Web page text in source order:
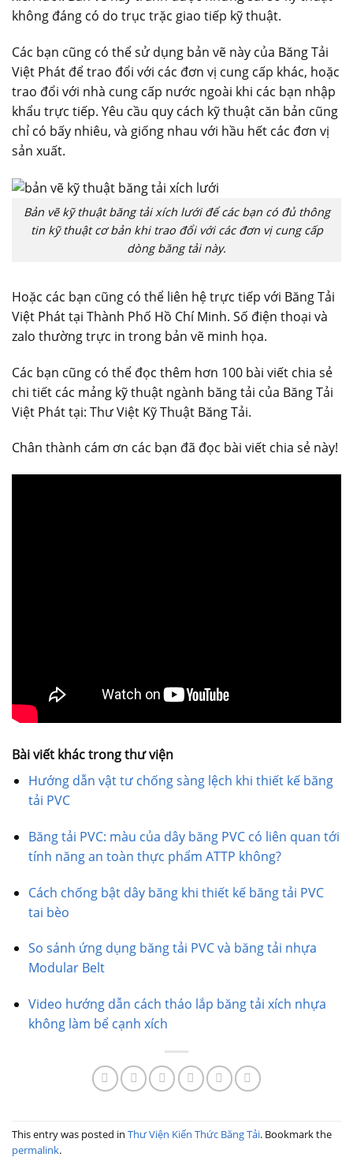
không đáng có do trục trặc giao tiếp kỹ thuật.
Các bạn cũng có thể sử dụng bản vẽ này của Băng Tải
Việt Phát để trao đổi với các đơn vị cung cấp khác, hoặc
trao đổi với nhà cung cấp nước ngoài khi các bạn nhập
khẩu trực tiếp. Yêu cầu quy cách kỹ thuật căn bản cũng
chỉ có bấy nhiêu, và giống nhau với hầu hết các đơn vị
sản xuất.
Bản vẽ kỹ thuật băng tải xích lưới để các bạn có đủ thông
tin kỹ thuật cơ bản khi trao đổi với các đơn vị cung cấp
dòng băng tải này.
Hoặc các bạn cũng có thể liên hệ trực tiếp với Băng Tải
Việt Phát tại Thành Phố Hồ Chí Minh. Số điện thoại và
zalo thường trực in trong bản vẽ minh họa.
Các bạn cũng có thể đọc thêm hơn 100 bài viết chia sẻ
chi tiết các mảng kỹ thuật ngành băng tải của Băng Tải
Việt Phát tại: Thư Việt Kỹ Thuật Băng Tải.
Chân thành cám ơn các bạn đã đọc bài viết chia sẻ này!
Bài viết khác trong thư viện
Hướng dẫn vật tư chống sàng lệch khi thiết kế băng
tải PVC
Băng tải PVC: màu của dây băng PVC có liên quan tới
tính năng an toàn thực phẩm ATTP không?
Cách chống bật dây băng khi thiết kế băng tải PVC
tai bèo
So sánh ứng dụng băng tải PVC và băng tải nhựa
Modular Belt
Video hướng dẫn cách tháo lắp băng tải xích nhựa
không làm bể cạnh xích
This entry was posted in Thư Viện Kiến Thức Băng Tải. Bookmark the
permalink.